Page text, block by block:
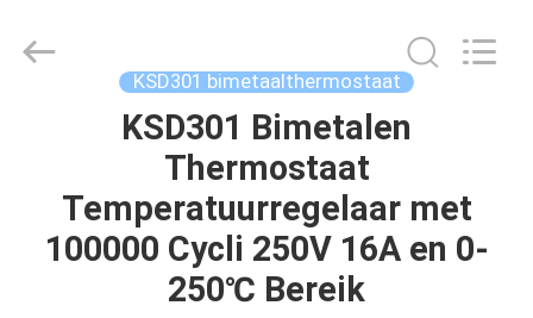
PRODUCTEN
KSD301 bimetaalthermostaat
KSD301 Bimetalen
Thermostaat
Temperatuurregelaar met
100000 Cycli 250V 16A en 0-
250℃ Bereik